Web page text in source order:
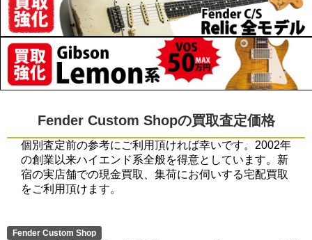
Fender Custom Shopの買取査定価格
個別査定前の参考にご利用頂ければ幸いです。2002年
の創業以来ハイエンド系全般を得意としています。新
宿の実店舗での現金買取、集荷にお伺いする宅配買取
をご利用頂けます。
Fender Custom Shop